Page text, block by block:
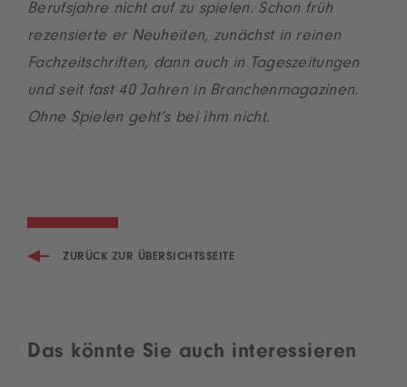
Berufsjahre nicht auf zu spielen. Schon früh
rezensierte er Neuheiten, zunächst in reinen
Fachzeitschriften, dann auch in Tageszeitungen
und seit fast 40 Jahren in Branchenmagazinen.
Ohne Spielen geht’s bei ihm nicht.
ZURÜCK ZUR ÜBERSICHTSSEITE
Das könnte Sie auch interessieren